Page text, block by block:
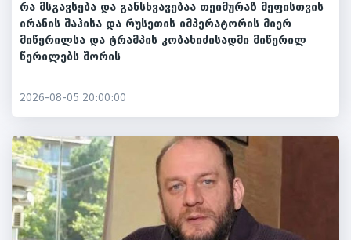
რა მსგავსება და განსხვავებაა თეიმურაზ მეფისთვის
ირანის შაჰისა და რუსეთის იმპერატორის მიერ
მიწერილსა და ტრამპის კობახიძისადმი მიწერილ
წერილებს შორის
2026-08-05 20:00:00